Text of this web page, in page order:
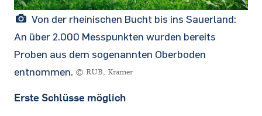
Von der rheinischen Bucht bis ins Sauerland:
An über 2.000 Messpunkten wurden bereits
Proben aus dem sogenannten Oberboden
entnommen. © RUB, Kramer
Erste Schlüsse möglich